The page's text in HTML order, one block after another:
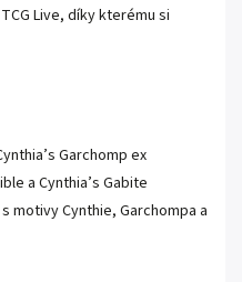
Live, díky kterému si
Garchomp ex
a Cynthia’s Gabite
motivy Cynthie, Garchompa a